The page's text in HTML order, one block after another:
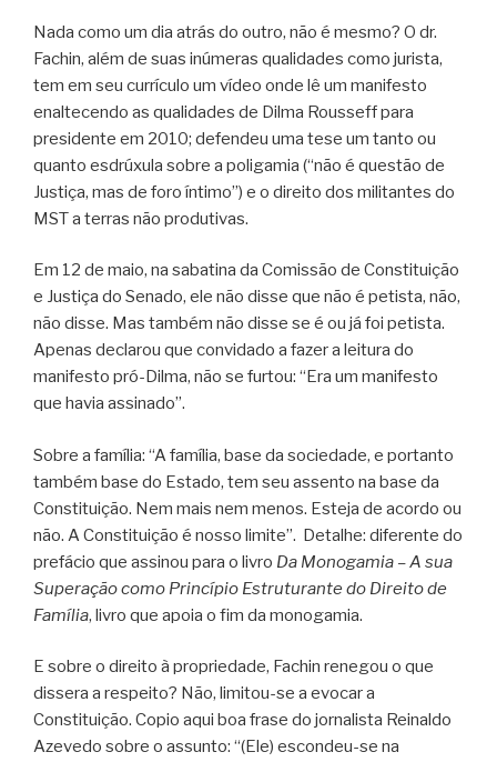
Nada como um dia atrás do outro, não é mesmo? O dr.
Fachin, além de suas inúmeras qualidades como jurista,
tem em seu currículo um vídeo onde lê um manifesto
enaltecendo as qualidades de Dilma Rousseff para
presidente em 2010; defendeu uma tese um tanto ou
quanto esdrúxula sobre a poligamia (“não é questão de
Justiça, mas de foro íntimo”) e o direito dos militantes do
MST a terras não produtivas.
Em 12 de maio, na sabatina da Comissão de Constituição
e Justiça do Senado, ele não disse que não é petista, não,
não disse. Mas também não disse se é ou já foi petista.
Apenas declarou que convidado a fazer a leitura do
manifesto pró-Dilma, não se furtou: “Era um manifesto
que havia assinado”.
Sobre a família: “A família, base da sociedade, e portanto
também base do Estado, tem seu assento na base da
Constituição. Nem mais nem menos. Esteja de acordo ou
não. A Constituição é nosso limite”. Detalhe: diferente do
prefácio que assinou para o livro Da Monogamia – A sua
Superação como Princípio Estruturante do Direito de
Família, livro que apoia o fim da monogamia.
E sobre o direito à propriedade, Fachin renegou o que
dissera a respeito? Não, limitou-se a evocar a
Constituição. Copio aqui boa frase do jornalista Reinaldo
Azevedo sobre o assunto: “(Ele) escondeu-se na